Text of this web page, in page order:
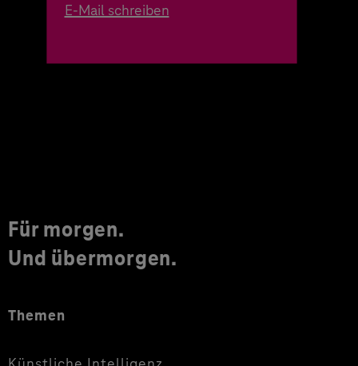
E-Mail schreiben
Für morgen.
Und übermorgen.
Themen